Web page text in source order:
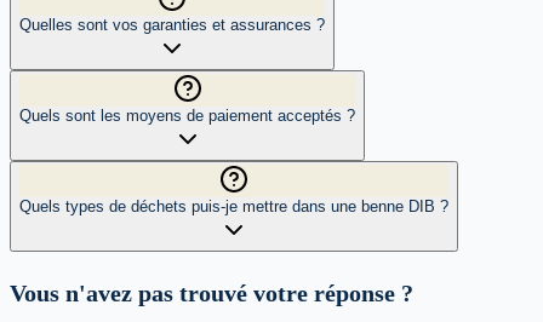
Quelles sont vos garanties et assurances ?
Quels sont les moyens de paiement acceptés ?
Quels types de déchets puis-je mettre dans une benne DIB ?
Vous n'avez pas trouvé votre réponse ?